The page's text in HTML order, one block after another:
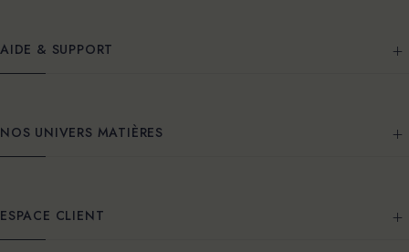
AIDE & SUPPORT
NOS UNIVERS MATIÈRES
ESPACE CLIENT